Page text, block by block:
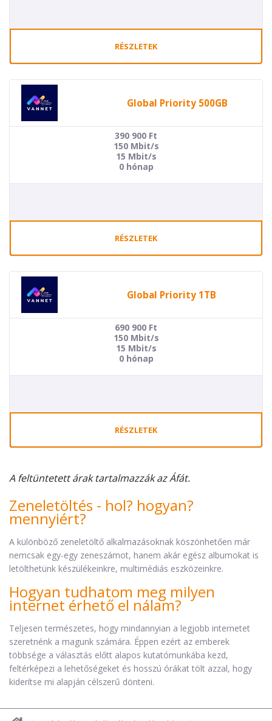
RÉSZLETEK
Global Priority 500GB
390 900 Ft
150 Mbit/s
15 Mbit/s
0 hónap
RÉSZLETEK
Global Priority 1TB
690 900 Ft
150 Mbit/s
15 Mbit/s
0 hónap
RÉSZLETEK
A feltüntetett árak tartalmazzák az Áfát.
Zeneletöltés - hol? hogyan?
mennyiért?
A különböző zeneletöltő alkalmazásoknak köszönhetően már
nemcsak egy-egy zeneszámot, hanem akár egész albumokat is
letölthetünk készülékeinkre, multimédiás eszközeinkre.
Hogyan tudhatom meg milyen
internet érhető el nálam?
Teljesen természetes, hogy mindannyian a legjobb internetet
szeretnénk a magunk számára. Éppen ezért az emberek
többsége a választás előtt alapos kutatómunkába kezd,
feltérképezi a lehetőségeket és hosszú órákat tölt azzal, hogy
kiderítse mi alapján célszerű dönteni.